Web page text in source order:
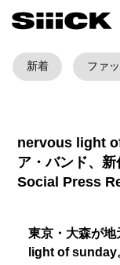
新着 ファ
nervous light
ア・バンド、
Social Press
東京・大森が
light of sunday